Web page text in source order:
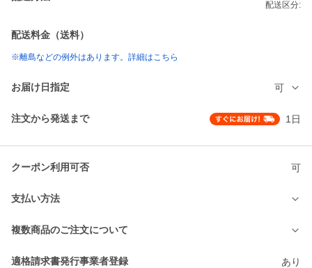
配送区分:
配送料金（送料）
※離島などの例外はあります。詳細はこちら
お届け日指定 可
注文から発送まで 1日
クーポン利用可否 可
支払い方法
複数商品のご注文について
適格請求書発行事業者登録 あり